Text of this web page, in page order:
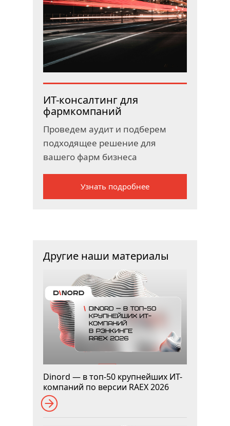
Другие наши материалы
Dinord — в топ-50 крупнейших ИТ-
компаний по версии RAEX 2026
ИТ-консалтинг для
фармкомпаний
Проведем аудит и подберем
подходящее решение для
вашего фарм бизнеса
Узнать подробнее